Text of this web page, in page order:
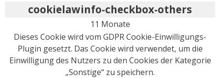
cookielawinfo-checkbox-others
11 Monate
Dieses Cookie wird vom GDPR Cookie-Einwilligungs-
Plugin gesetzt. Das Cookie wird verwendet, um die
Einwilligung des Nutzers zu den Cookies der Kategorie
„Sonstige“ zu speichern.